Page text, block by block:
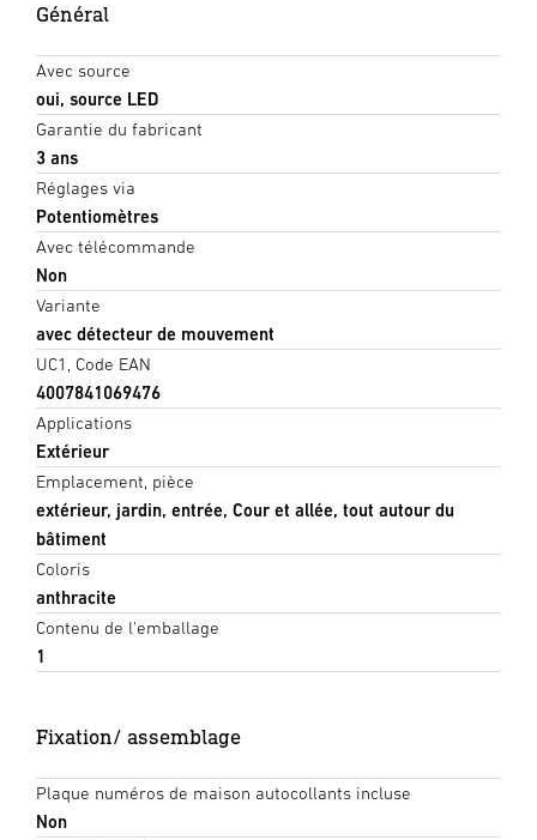
Général
Avec source
oui, source LED
Garantie du fabricant
3 ans
Réglages via
Potentiomètres
Avec télécommande
Non
Variante
avec détecteur de mouvement
UC1, Code EAN
4007841069476
Applications
Extérieur
Emplacement, pièce
extérieur, jardin, entrée, Cour et allée, tout autour du
bâtiment
Coloris
anthracite
Contenu de l'emballage
1
Fixation/ assemblage
Plaque numéros de maison autocollants incluse
Non